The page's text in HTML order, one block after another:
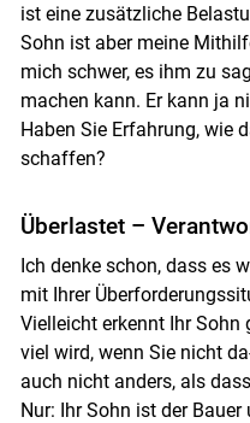
ist eine zusätzliche
Sohn ist aber meine
mich schwer, es ihm zu
machen kann. Er kann ja
Haben Sie Erfahrung, wie
schaffen?
Überlastet –
Ich denke schon, dass es
mit Ihrer
Vielleicht erkennt Ihr Sohn
viel wird, wenn Sie nicht
auch nicht anders, als
Nur: Ihr Sohn ist der